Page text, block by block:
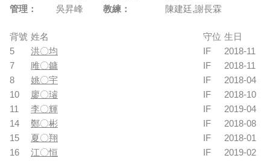
管理：
吳昇峰 教練： 陳建廷,謝長霖
背號 姓名 守位 生日
5
洪〇均 IF
2018-11
7
雎〇鏞 IF
2018-11
8
姚〇宇 IF
2018-04
10
廖〇璿 IF
2018-10
11
李〇輝 IF
2019-04
14
鄭〇彬 IF
2018-08
15
夏〇翔 IF
2018-01
16
江〇恒 IF
2019-02